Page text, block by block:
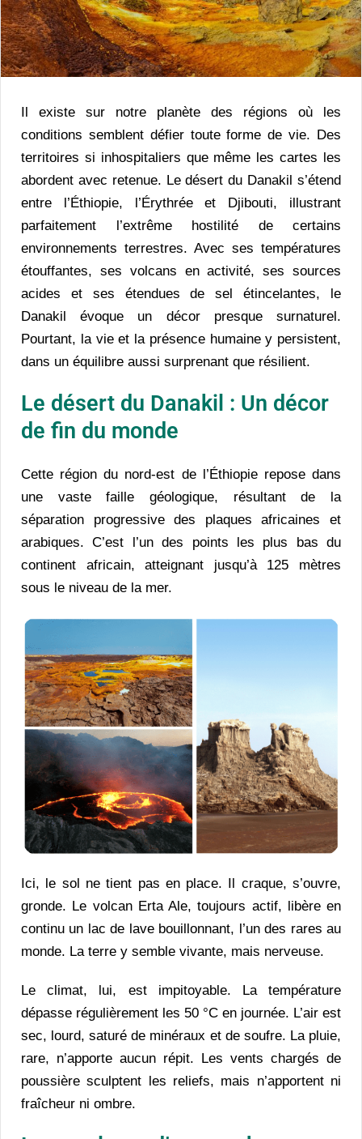
Il existe sur notre planète des régions où les
conditions semblent défier toute forme de vie. Des
territoires si inhospitaliers que même les cartes les
abordent avec retenue. Le désert du Danakil s’étend
entre l’Éthiopie, l’Érythrée et Djibouti, illustrant
parfaitement l’extrême hostilité de certains
environnements terrestres. Avec ses températures
étouffantes, ses volcans en activité, ses sources
acides et ses étendues de sel étincelantes, le
Danakil évoque un décor presque surnaturel.
Pourtant, la vie et la présence humaine y persistent,
dans un équilibre aussi surprenant que résilient.
Le désert du Danakil : Un décor
de fin du monde
Cette région du nord-est de l’Éthiopie repose dans
une vaste faille géologique, résultant de la
séparation progressive des plaques africaines et
arabiques. C’est l’un des points les plus bas du
continent africain, atteignant jusqu’à 125 mètres
sous le niveau de la mer.
Ici, le sol ne tient pas en place. Il craque, s’ouvre,
gronde. Le volcan Erta Ale, toujours actif, libère en
continu un lac de lave bouillonnant, l’un des rares au
monde. La terre y semble vivante, mais nerveuse.
Le climat, lui, est impitoyable. La température
dépasse régulièrement les 50 °C en journée. L’air est
sec, lourd, saturé de minéraux et de soufre. La pluie,
rare, n’apporte aucun répit. Les vents chargés de
poussière sculptent les reliefs, mais n’apportent ni
fraîcheur ni ombre.